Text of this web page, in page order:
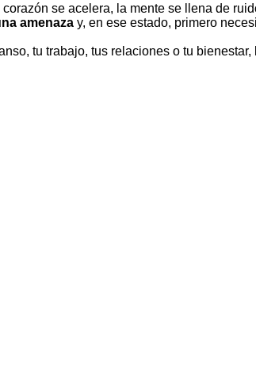
se acelera, la mente se llena de
amenaza y, en ese estado, primero
tu trabajo, tus relaciones o tu